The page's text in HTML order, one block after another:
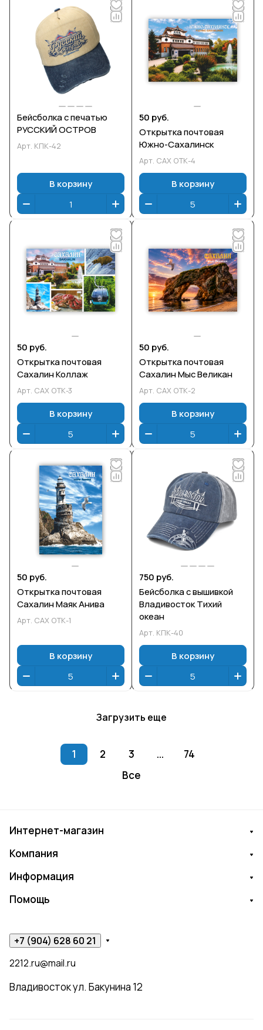
Бейсболка с печатью
РУССКИЙ ОСТРОВ
Арт. КПК-42
В корзину
50 руб.
Открытка почтовая
Южно-Сахалинск
Арт. САХ ОТК-4
В корзину
50 руб.
Открытка почтовая
Сахалин Коллаж
Арт. САХ ОТК-3
В корзину
50 руб.
Открытка почтовая
Сахалин Мыс Великан
Арт. САХ ОТК-2
В корзину
50 руб.
Открытка почтовая
Сахалин Маяк Анива
Арт. САХ ОТК-1
В корзину
750 руб.
Бейсболка с вышивкой
Владивосток Тихий
океан
Арт. КПК-40
В корзину
Загрузить еще
1 2 3 ...
74
Все
Интернет-магазин
Компания
Информация
Помощь
+7 (904) 628 60 21
2212.ru@mail.ru
Владивосток ул. Бакунина 12